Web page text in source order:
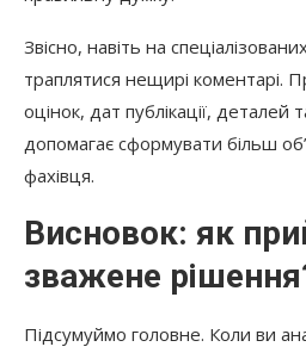
Звісно, навіть на
траплятися нещирі коментарі.
оцінок, дат публікації, деталей
допомагає сформувати більш
фахівця.
Висновок: як
зважене
Підсумуймо головне. Коли ви